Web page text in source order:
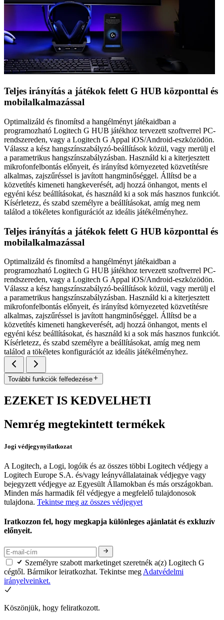
Teljes irányítás a játékok felett G HUB központtal és
mobilalkalmazással
Optimalizáld és finomítsd a hangélményt játékaidban a
programozható Logitech G HUB játékhoz tervezett szoftverrel PC-
rendszereden, vagy a Logitech G Appal iOS/Android-eszközödön.
Válassz a kész hangszínszabályzó-beállítások közül, vagy merülj el
a parametrikus hangszínszabályzásban. Használd ki a kiterjesztett
mikrofonfelbontás előnyeit, és irányítsd környezeted közvetítésre
alkalmas, zajszűréssel is javított hangminőséggel. Állítsd be a
közvetítés kimeneti hangkeverését, adj hozzá önhangot, ments el
egyéni kész beállításokat, és használd ki a sok más hasznos funkciót.
Kísérletezz, és szabd személyre a beállításokat, amíg meg nem
találod a tökéletes konfigurációt az ideális játékélményhez.
Teljes irányítás a játékok felett G HUB központtal és
mobilalkalmazással
Optimalizáld és finomítsd a hangélményt játékaidban a
programozható Logitech G HUB játékhoz tervezett szoftverrel PC-
rendszereden, vagy a Logitech G Appal iOS/Android-eszközödön.
Válassz a kész hangszínszabályzó-beállítások közül, vagy merülj el
a parametrikus hangszínszabályzásban. Használd ki a kiterjesztett
mikrofonfelbontás előnyeit, és irányítsd környezeted közvetítésre
alkalmas, zajszűréssel is javított hangminőséggel. Állítsd be a
közvetítés kimeneti hangkeverését, adj hozzá önhangot, ments el
egyéni kész beállításokat, és használd ki a sok más hasznos funkciót.
Kísérletezz, és szabd személyre a beállításokat, amíg meg nem
találod a tökéletes konfigurációt az ideális játékélményhez.
További funkciók felfedezése
EZEKET IS KEDVELHETI
Nemrég megtekintett termékek
Jogi védjegynyilatkozat
A Logitech, a Logi, logóik és az összes többi Logitech védjegy a
Logitech Europe S.A. és/vagy leányvállalatainak védjegye vagy
bejegyzett védjegye az Egyesült Államokban és más országokban.
Minden más harmadik fél védjegye a megfelelő tulajdonosok
tulajdona. Tekintse meg az összes védjegyet
Iratkozzon fel, hogy megkapja különleges ajánlatát és exkluzív
előnyeit.
Személyre szabott marketinget szeretnék a(z) Logitech G
cégtől. Bármikor leiratkozhat. Tekintse meg Adatvédelmi
irányelveinket.
Köszönjük, hogy feliratkozott.